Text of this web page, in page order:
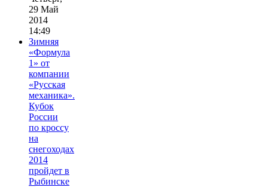
29 Май
2014
14:49
Зимняя
«Формула
1» от
компании
«Русская
механика».
Кубок
России
по кроссу
на
снегоходах
2014
пройдет в
Рыбинске